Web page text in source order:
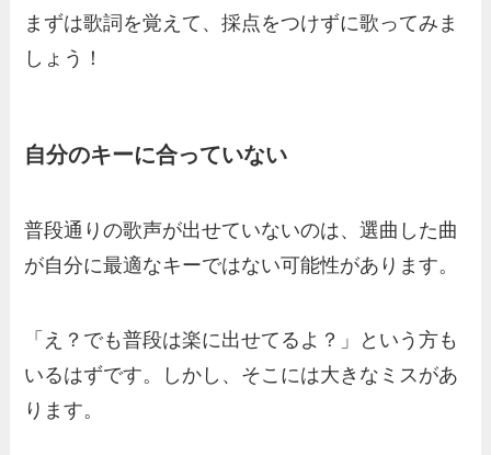
まずは歌詞を覚えて、採点をつけずに歌ってみま
しょう！
自分のキーに合っていない
普段通りの歌声が出せていないのは、選曲した曲
が自分に最適なキーではない可能性があります。
「え？でも普段は楽に出せてるよ？」という方も
いるはずです。しかし、そこには大きなミスがあ
ります。